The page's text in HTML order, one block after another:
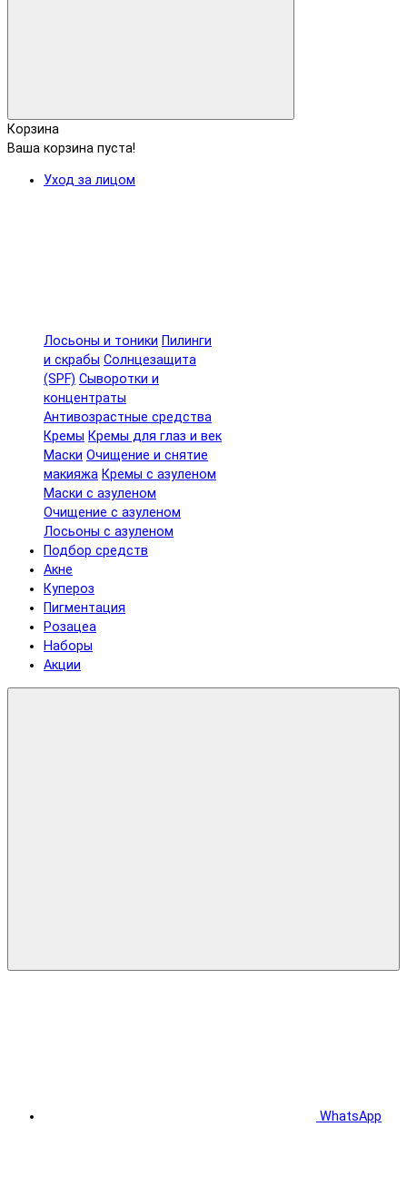
Корзина
Ваша корзина пуста!
Уход за лицом
Лосьоны и тоники Пилинги
и скрабы Солнцезащита
(SPF) Сыворотки и
концентраты
Антивозрастные средства
Кремы Кремы для глаз и век
Маски Очищение и снятие
макияжа Кремы с азуленом
Маски с азуленом
Очищение с азуленом
Лосьоны с азуленом
Подбор средств
Акне
Купероз
Пигментация
Розацеа
Наборы
Акции
WhatsApp